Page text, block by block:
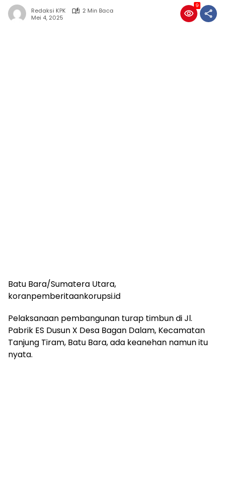
Redaksi KPK
2 Min Baca
Mei 4, 2025
9
Batu Bara/Sumatera Utara,
koranpemberitaankorupsi.id
Pelaksanaan pembangunan turap timbun di Jl.
Pabrik ES Dusun X Desa Bagan Dalam, Kecamatan
Tanjung Tiram, Batu Bara, ada keanehan namun itu
nyata.